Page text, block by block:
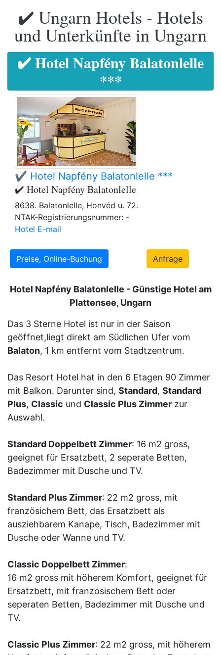
✔️ Ungarn Hotels - Hotels
und Unterkünfte in Ungarn
✔️ Hotel Napfény Balatonlelle
***
✔️ Hotel Napfény Balatonlelle ***
✔️ Hotel Napfény Balatonlelle
8638. Balatonlelle, Honvéd u. 72.
NTAK-Registrierungsnummer: -
Hotel E-mail
Preise, Online-Buchung Anfrage
Hotel Napfény Balatonlelle - Günstige Hotel am
Plattensee, Ungarn
Das 3 Sterne Hotel ist nur in der Saison
geöffnet,liegt direkt am Südlichen Ufer vom
Balaton, 1 km entfernt vom Stadtzentrum.
Das Resort Hotel hat in den 6 Etagen 90 Zimmer
mit Balkon. Darunter sind, Standard, Standard
Plus, Classic und Classic Plus Zimmer zur
Auswahl.
Standard Doppelbett Zimmer: 16 m2 gross,
geeignet für Ersatzbett, 2 seperate Betten,
Badezimmer mit Dusche und TV.
Standard Plus Zimmer: 22 m2 gross, mit
französichem Bett, das Ersatzbett als
ausziehbarem Kanape, Tisch, Badezimmer mit
Dusche oder Wanne und TV.
Classic Doppelbett Zimmer:
16 m2 gross mit höherem Komfort, geeignet für
Ersatzbett, mit französischem Bett oder
seperaten Betten, Badezimmer mit Dusche und
TV.
Classic Plus Zimmer: 22 m2 gross, mit höherem